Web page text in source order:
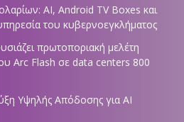
AI, Android TV Boxes και
του κυβερνοεγκλήματος
πρωτοποριακή μελέτη
Arc Flash σε data centers 800
Υψηλής Απόδοσης για AI